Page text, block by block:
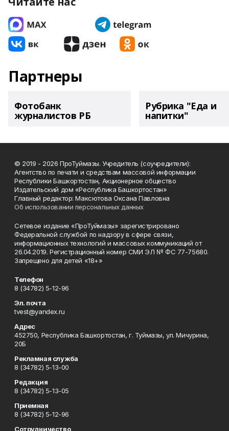
Партнеры
Фотобанк
журналистов РБ
Рубрика "Еда и
напитки"
© 2019 - 2026 ПроТуймазы. Учредитель (соучредители):
Агентство по печати и средствам массовой информации
Республики Башкортостан, Акционерное общество
Издательский дом «Республика Башкортостан»
Главный редактор: Максютова Оксана Павловна
Об использовании персональных данных
Сетевое издание «ПроТуймазы» зарегистрировано
Федеральной службой по надзору в сфере связи,
информационных технологий и массовых коммуникаций от
26.04.2019. Регистрационный номер СМИ ЭЛ № ФС 77-75680.
Запрещено для детей «18+»
Телефон
8 (34782) 5-12-96
Эл. почта
tvest@yandex.ru
Адрес
452750, Республика Башкортостан, г. Туймазы, ул. Мичурина,
20Б
Рекламная служба
8 (34782) 5-13-00
Редакция
8 (34782) 5-13-05
Приемная
8 (34782) 5-12-96
Сотрудничество